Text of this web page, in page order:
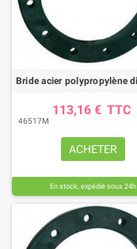
113,16 € TTC
46517M
ACHETER
En stock, expédié sous 24h